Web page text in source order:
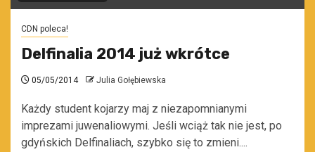
CDN poleca!
Delfinalia 2014 już wkrótce
05/05/2014 Julia Gołębiewska
Każdy student kojarzy maj z niezapomnianymi
imprezami juwenaliowymi. Jeśli wciąż tak nie jest, po
gdyńskich Delfinaliach, szybko się to zmieni....